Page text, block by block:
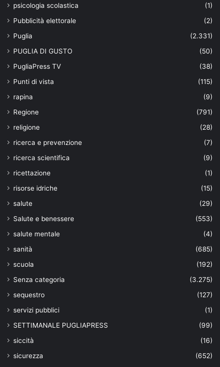
psicologia scolastica
(1)
Pubblicità elettorale
(2)
Puglia
(2.331)
PUGLIA DI GUSTO
(50)
PugliaPress TV
(38)
Punti di vista
(115)
rapina
(9)
Regione
(791)
religione
(28)
ricerca e prevenzione
(7)
ricerca scientifica
(9)
ricettazione
(1)
risorse idriche
(15)
salute
(29)
Salute e benessere
(553)
salute mentale
(4)
sanità
(685)
scuola
(192)
Senza categoria
(3.275)
sequestro
(127)
servizi pubblici
(1)
SETTIMANALE PUGLIAPRESS
(99)
siccità
(16)
sicurezza
(652)